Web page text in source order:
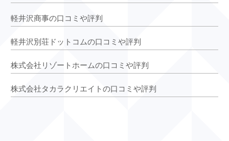
軽井沢商事の口コミや評判
軽井沢別荘ドットコムの口コミや評判
株式会社リゾートホームの口コミや評判
株式会社タカラクリエイトの口コミや評判